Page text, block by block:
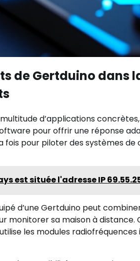
de Gertduino
d’applications
pour offrir une réponse
fois pour piloter des systèmes
est située l'adresse IP
d’une Gertduino peut
monitorer sa maison à
les modules